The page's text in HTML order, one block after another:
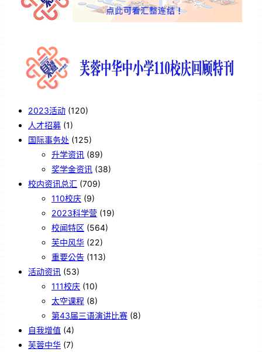
2023活动 (120)
人才招募 (1)
国际事务处 (125)
升学资讯 (89)
奖学金资讯 (38)
校内资讯总汇 (709)
110校庆 (9)
2023科学营 (19)
校闻特区 (564)
芙中风华 (22)
重要公告 (113)
活动资讯 (53)
111校庆 (10)
太空课程 (8)
第43届三语演讲比赛 (8)
自我增值 (4)
芙蓉中华 (7)